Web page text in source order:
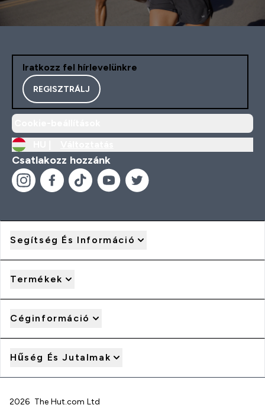
Iratkozz fel hírlevelünkre
REGISZTRÁLJ
Csatlakozz hozzánk
Segítség És Információ
Termékek
Céginformáció
Hűség És Jutalmak
2026 The Hut.com Ltd